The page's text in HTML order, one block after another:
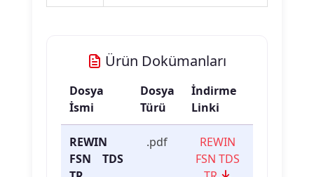
Ürün Dokümanları
Dosya
İsmi
Dosya
Türü
İndirme
Linki
REWIN
FSN TDS
.pdf
REWIN
FSN TDS